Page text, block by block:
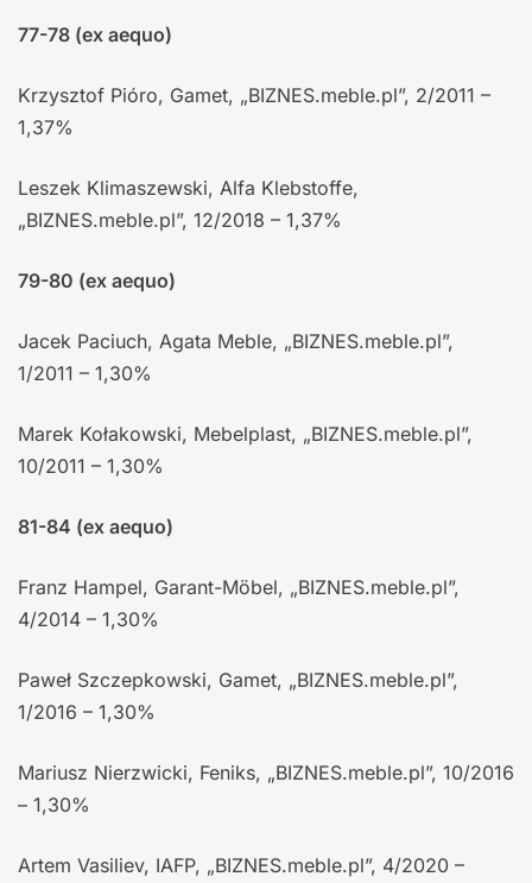
77-78 (ex aequo)
Krzysztof Pióro, Gamet, „BIZNES.meble.pl”, 2/2011 –
1,37%
Leszek Klimaszewski, Alfa Klebstoffe,
„BIZNES.meble.pl”, 12/2018 – 1,37%
79-80 (ex aequo)
Jacek Paciuch, Agata Meble, „BIZNES.meble.pl”,
1/2011 – 1,30%
Marek Kołakowski, Mebelplast, „BIZNES.meble.pl”,
10/2011 – 1,30%
81-84 (ex aequo)
Franz Hampel, Garant-Möbel, „BIZNES.meble.pl”,
4/2014 – 1,30%
Paweł Szczepkowski, Gamet, „BIZNES.meble.pl”,
1/2016 – 1,30%
Mariusz Nierzwicki, Feniks, „BIZNES.meble.pl”, 10/2016
– 1,30%
Artem Vasiliev, IAFP, „BIZNES.meble.pl”, 4/2020 –